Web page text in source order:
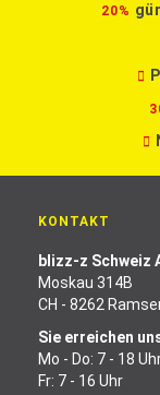
20%
KONTAKT
blizz-z Schweiz
Moskau 314B
CH - 8262
Sie erreichen
Mo - Do: 7 - 18
Fr: 7 - 16 Uhr